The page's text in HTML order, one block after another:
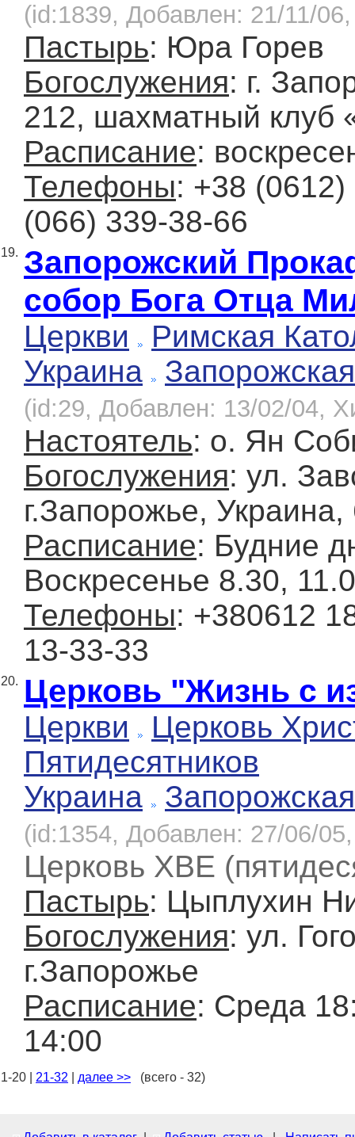
(id:1839, Добавлен: 21/11/
Пастырь: Юра Горев
Богослужения: г.
212, шахматный клуб
Расписание:
Телефоны: +38
(066) 339-38-66
19. Запорожский
собор Бога Отца
Церкви
Римская
Украина
Запорожская
(id:29, Добавлен: 13/02/04,
Настоятель: о. Ян
Богослужения: ул.
г.Запорожье,
Расписание: Будние
Воскресенье 8.30,
Телефоны: +380612
13-33-33
20. Церковь "Жизнь с
Церкви
Церковь
Пятидесятников
Украина
Запорожская
(id:1354, Добавлен: 27/06/
Церковь ХВЕ
Пастырь: Цыплухин
Богослужения: ул.
г.Запорожье
Расписание: Среда
14:00
1-20 | 21-32 далее >> (всего - 32)